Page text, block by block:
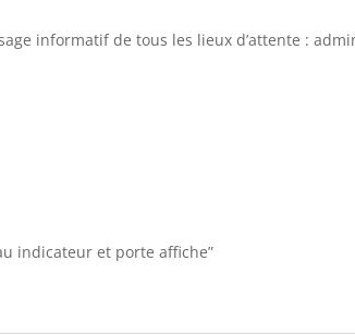
informatif de tous les lieux d’attente :
indicateur et porte affiche”